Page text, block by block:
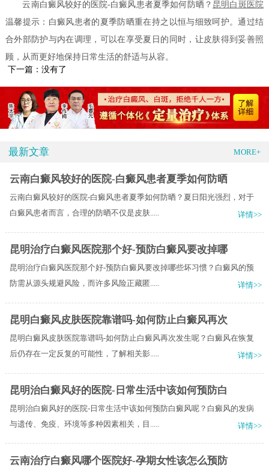
云南白癜风较好的医院-白癜风患者夏季如何防晒？ 昆明白斑医院
温馨提示：白癜风患者的夏季防晒重在持之以恒与细致呵护。通过结
合外部防护与内在调理，可以在享受夏日的同时，让皮肤得到妥善照
顾，从而更好地保持日常生活的舒适与从容。
下一篇：没有了
最新文章 MORE+
云南白癜风较好的医院-白癜风患者夏季如何防晒
云南白癜风较好的医院-白癜风患者夏季如何防晒？夏日阳光强烈，对于
白癜风患者而言，合理的防晒不仅是皮肤.....
详情>>
昆明治疗白癜风医院那个好-预防白癜风要改掉哪
昆明治疗白癜风医院那个好-预防白癜风要改掉哪些坏习惯？白癜风的预
防需从源头规避风险，而许多风险正藏匿.....
详情>>
昆明白癜风皮肤医院靠谱吗-如何防止白癜风再次
昆明白癜风皮肤医院靠谱吗-如何防止白癜风再次发生呢？白癜风在恢复
后仍存在一定反复的可能性，了解相关影.....
详情>>
昆明治白癜风好的医院-日常生活中该如何预防白
昆明治白癜风好的医院-日常生活中该如何预防白癜风呢？白癜风的发病
与遗传、免疫、环境等多种因素相关，目.....
详情>>
云南治疗白癜风哪个医院好-孕期女性该怎么预防